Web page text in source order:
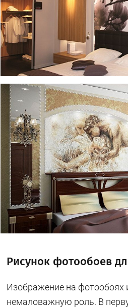
Рисунок фотообоев
Изображение на фотообоях
немаловажную роль. В